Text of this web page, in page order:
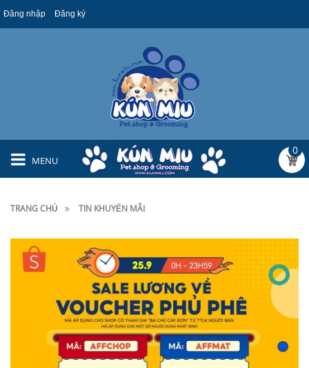
Đăng nhập Đăng ký
MENU
0
TRANG CHỦ TIN KHUYẾN MÃI